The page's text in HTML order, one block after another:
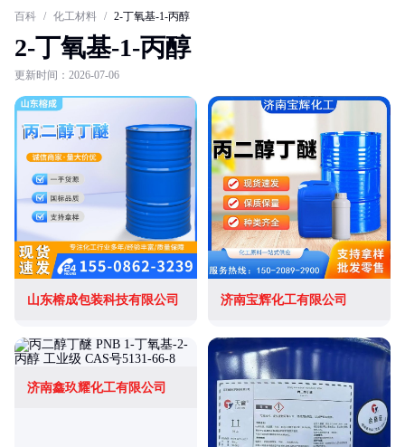
百科 / 化工材料 / 2-丁氧基-1-丙醇
2-丁氧基-1-丙醇
更新时间：2026-07-06
山东榕成包装科技有限公司 济南宝辉化工有限公司
济南鑫玖耀化工有限公司